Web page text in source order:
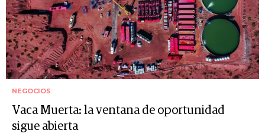
NEGOCIOS
Vaca Muerta: la ventana de oportunidad
sigue abierta